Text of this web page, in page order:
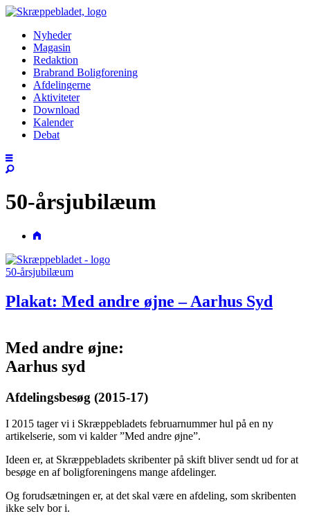
Nyheder
Magasin
Redaktion
Brabrand Boligforening
Afdelingerne
Aktiviteter
Download
Kalender
Debat
50-årsjubilæum
50-årsjubilæum
Plakat: Med andre øjne – Aarhus Syd
Med andre øjne:
Aarhus syd
Afdelingsbesøg (2015-17)
I 2015 tager vi i Skræppebladets februarnummer hul på en ny
artikelserie, som vi kalder ”Med andre øjne”.
Ideen er, at Skræppebladets skribenter på skift bliver sendt ud for at
besøge en af boligforeningens mange afdelinger.
Og forudsætningen er, at det skal være en afdeling, som skribenten
ikke selv bor i.